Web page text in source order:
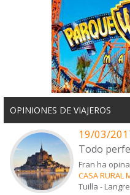
OPINIONES DE VIAJEROS
19/03/
Todo
Fran ha
CASA RURAL
Tuilla -